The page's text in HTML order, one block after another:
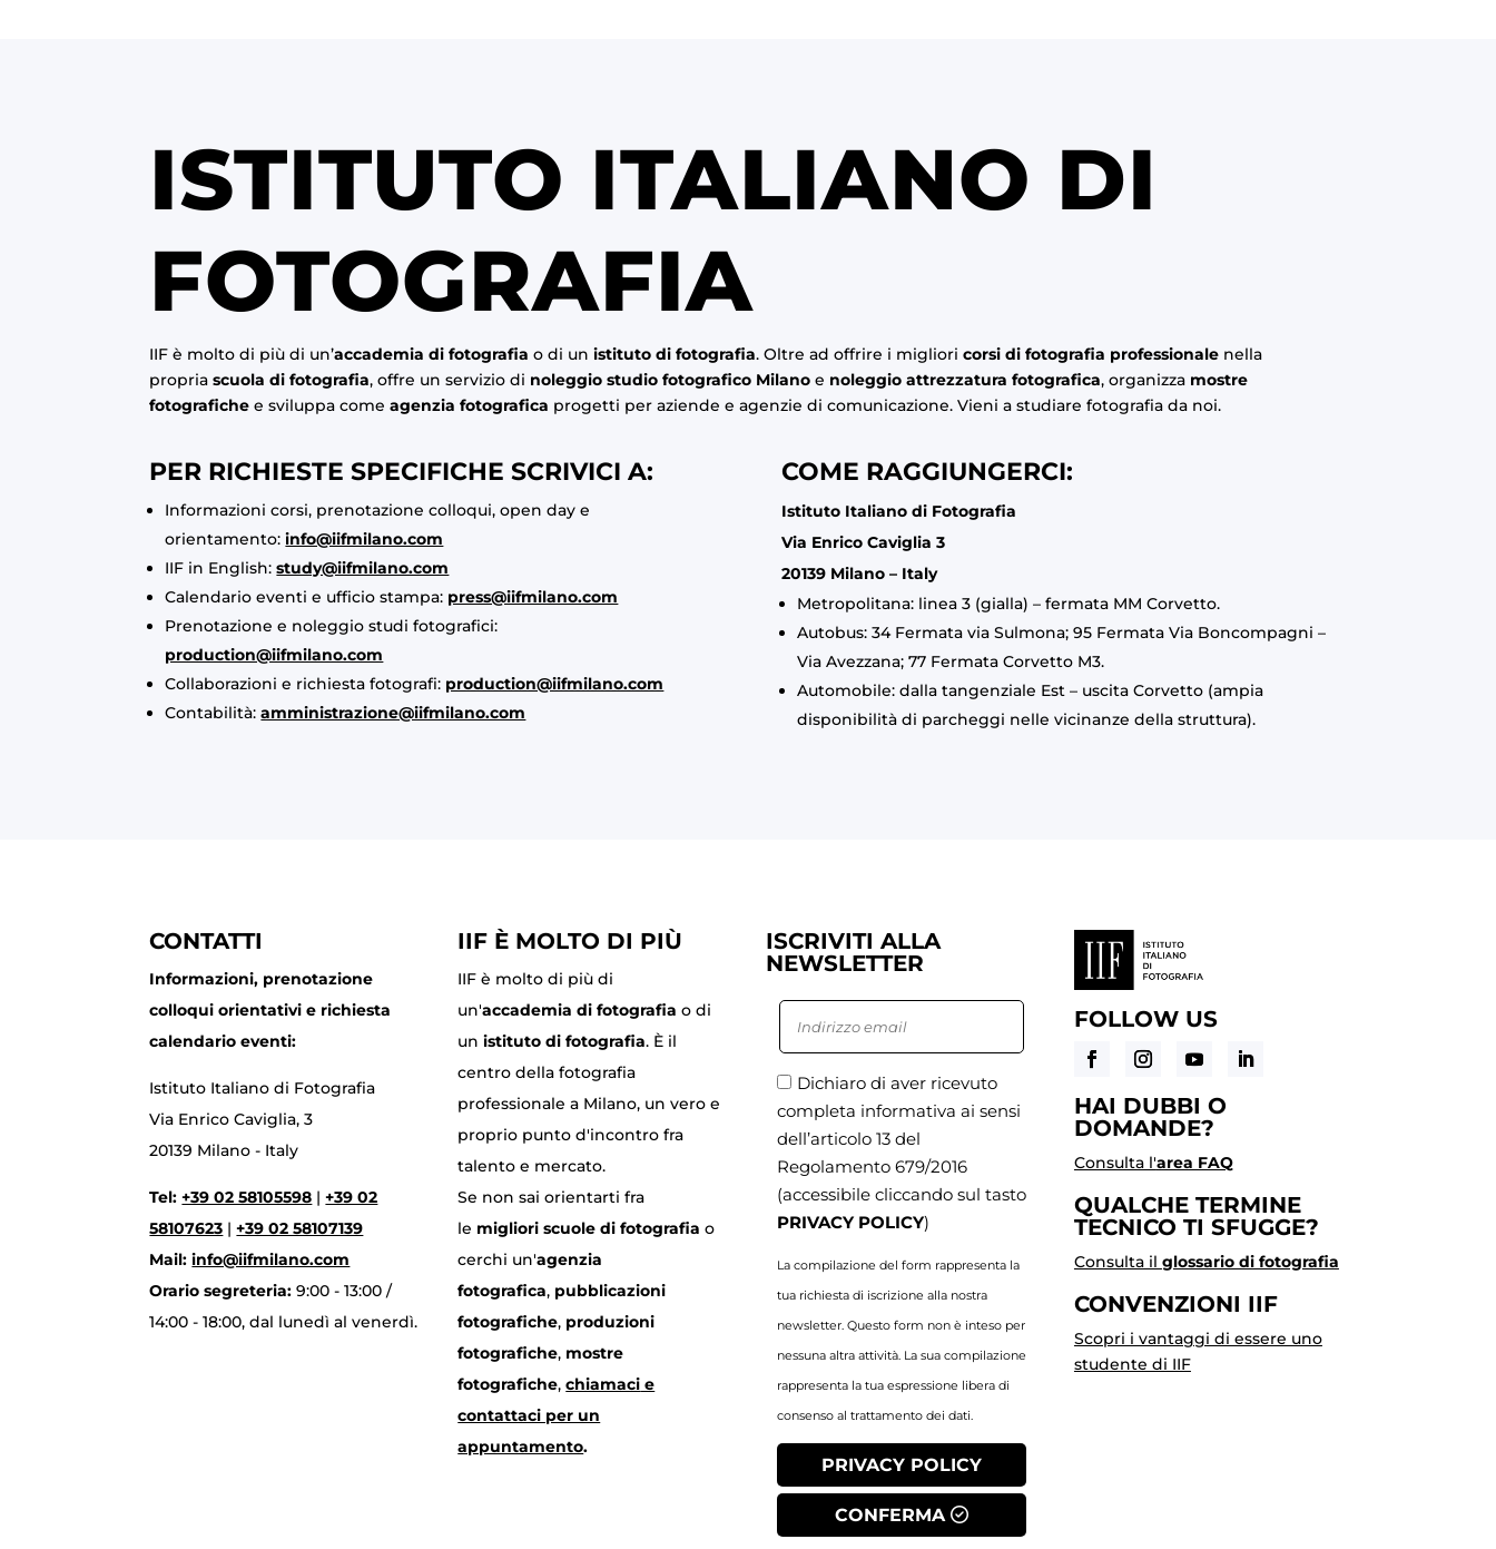
ISTITUTO ITALIANO DI
FOTOGRAFIA
IIF è molto di più di un’accademia di fotografia o di unistituto di fotografia. Oltre ad offrire i miglioricorsi di fotografia professionale nella
propria scuola di fotografia, offre un servizio di noleggio studio fotografico Milano e noleggio attrezzatura fotografica, organizza mostre
fotografiche e sviluppa comeagenzia fotografica progetti per aziende e agenzie di comunicazione. Vieni a studiare fotografia da noi.
PER RICHIESTE SPECIFICHE SCRIVICI A:
Informazioni corsi, prenotazione colloqui, open day e
orientamento: info@iifmilano.com
IIF in English: study@iifmilano.com
Calendario eventi e ufficio stampa: press@iifmilano.com
Prenotazione e noleggio studi fotografici:
production@iifmilano.com
Collaborazioni e richiesta fotografi: production@iifmilano.com
Contabilità: amministrazione@iifmilano.com
COME RAGGIUNGERCI:
Istituto Italiano di Fotografia
Via Enrico Caviglia 3
20139 Milano – Italy
Metropolitana: linea 3 (gialla) – fermata MM Corvetto.
Autobus: 34 Fermata via Sulmona; 95 Fermata Via Boncompagni –
Via Avezzana; 77 Fermata Corvetto M3.
Automobile: dalla tangenziale Est – uscita Corvetto (ampia
disponibilità di parcheggi nelle vicinanze della struttura).
CONTATTI
Informazioni, prenotazione
colloqui orientativi e richiesta
calendario eventi:
Istituto Italiano di Fotografia
Via Enrico Caviglia, 3
20139 Milano - Italy
Tel: +39 02 58105598 |+39 02
58107623 |+39 02 58107139
Mail: info@iifmilano.com
Orario segreteria: 9:00 - 13:00 /
14:00 - 18:00, dal lunedì al venerdì.
IIF È MOLTO DI PIÙ
IIF è molto di più di
un'accademia di fotografia o di
unistituto di fotografia. È il
centro della fotografia
professionale a Milano, un vero e
proprio punto d'incontro fra
talento e mercato.
Se non sai orientarti fra
le migliori scuole di fotografia o
cerchi un'agenzia
fotografica, pubblicazioni
fotografiche, produzioni
fotografiche, mostre
fotografiche, chiamaci e
contattaci per un
appuntamento.
ISCRIVITI ALLA
NEWSLETTER
Dichiaro di aver ricevuto
completa informativa ai sensi
dell’articolo 13 del
Regolamento 679/2016
(accessibile cliccando sul tasto
PRIVACY POLICY)
La compilazione del form rappresenta la
tua richiesta di iscrizione alla nostra
newsletter. Questo form non è inteso per
nessuna altra attività. La sua compilazione
rappresenta la tua espressione libera di
consenso al trattamento dei dati.
PRIVACY POLICY
CONFERMA
FOLLOW US
HAI DUBBI O
DOMANDE?
Consulta l'area FAQ
QUALCHE TERMINE
TECNICO TI SFUGGE?
Consulta il glossario di fotografia
CONVENZIONI IIF
Scopri i vantaggi di essere uno
studente di IIF